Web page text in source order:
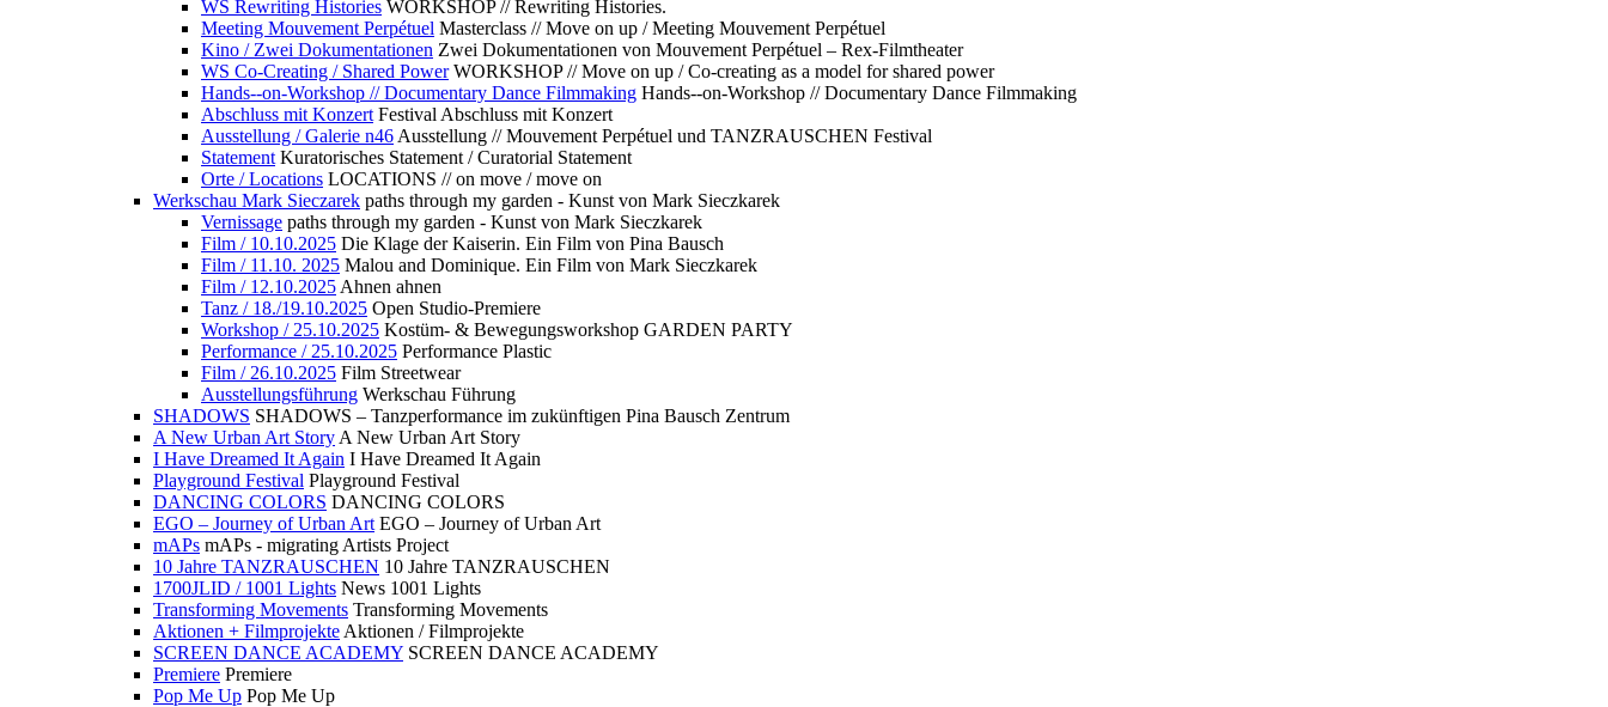
WS Rewriting Histories WORKSHOP // Rewriting Histories.
Meeting Mouvement Perpétuel Masterclass // Move on up / Meeting Mouvement Perpétuel
Kino / Zwei Dokumentationen Zwei Dokumentationen von Mouvement Perpétuel – Rex-Filmtheater
WS Co-Creating / Shared Power WORKSHOP // Move on up / Co-creating as a model for shared power
Hands--on-Workshop // Documentary Dance Filmmaking Hands--on-Workshop // Documentary Dance Filmmaking
Abschluss mit Konzert Festival Abschluss mit Konzert
Ausstellung / Galerie n46 Ausstellung // Mouvement Perpétuel und TANZRAUSCHEN Festival
Statement Kuratorisches Statement / Curatorial Statement
Orte / Locations LOCATIONS // on move / move on
Werkschau Mark Sieczarek paths through my garden - Kunst von Mark Sieczkarek
Vernissage paths through my garden - Kunst von Mark Sieczkarek
Film / 10.10.2025 Die Klage der Kaiserin. Ein Film von Pina Bausch
Film / 11.10. 2025 Malou and Dominique. Ein Film von Mark Sieczkarek
Film / 12.10.2025 Ahnen ahnen
Tanz / 18./19.10.2025 Open Studio-Premiere
Workshop / 25.10.2025 Kostüm- & Bewegungsworkshop GARDEN PARTY
Performance / 25.10.2025 Performance Plastic
Film / 26.10.2025 Film Streetwear
Ausstellungsführung Werkschau Führung
SHADOWS SHADOWS – Tanzperformance im zukünftigen Pina Bausch Zentrum
A New Urban Art Story A New Urban Art Story
I Have Dreamed It Again I Have Dreamed It Again
Playground Festival Playground Festival
DANCING COLORS DANCING COLORS
EGO – Journey of Urban Art EGO – Journey of Urban Art
mAPs mAPs - migrating Artists Project
10 Jahre TANZRAUSCHEN 10 Jahre TANZRAUSCHEN
1700JLID / 1001 Lights News 1001 Lights
Transforming Movements Transforming Movements
Aktionen + Filmprojekte Aktionen / Filmprojekte
SCREEN DANCE ACADEMY SCREEN DANCE ACADEMY
Premiere Premiere
Pop Me Up Pop Me Up